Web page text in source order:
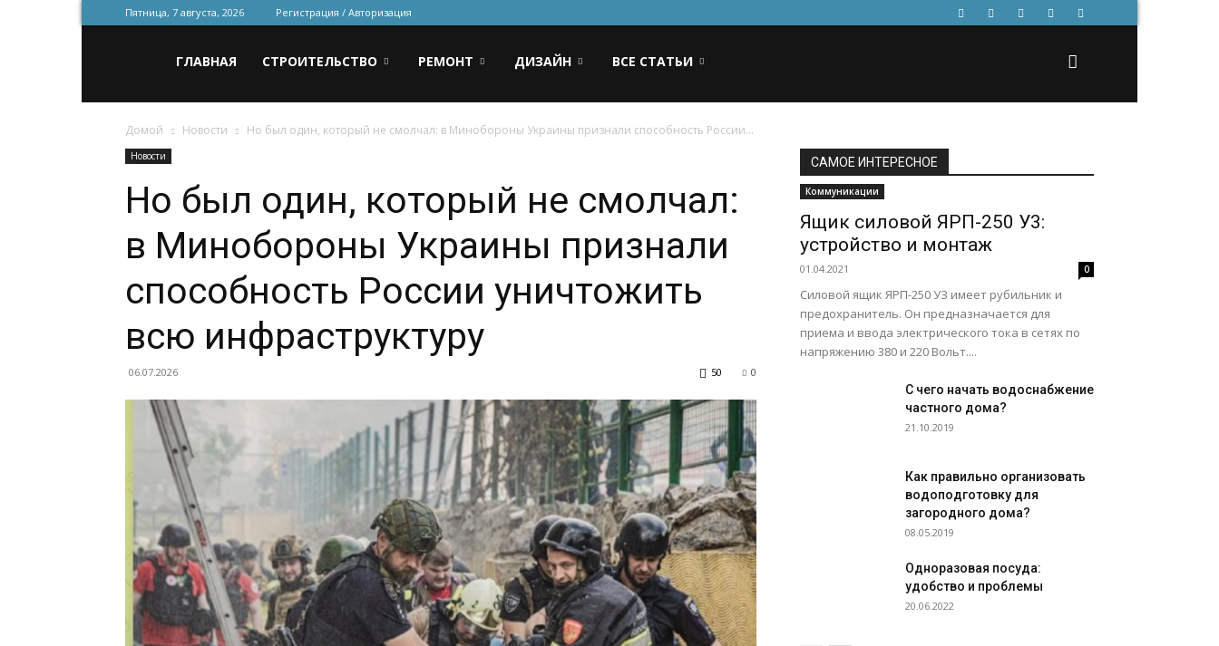
Пятница, 7 августа, 2026 Регистрация / Авторизация
для
строительства
ремонта
ГЛАВНАЯ СТРОИТЕЛЬСТВО РЕМОНТ ДИЗАЙН ВСЕ СТАТЬИ
Домой Новости Но был один, который не смолчал: в Минобороны Украины признали способность России...
Новости
Но был один, который не смолчал:
в Минобороны Украины признали
способность России уничтожить
всю инфраструктуру
06.07.2026 0
50
САМОЕ ИНТЕРЕСНОЕ
Коммуникации
Ящик силовой ЯРП-250 У3:
устройство и монтаж
01.04.2021 0
Силовой ящик ЯРП-250 УЗ имеет рубильник и
предохранитель. Он предназначается для
приема и ввода электрического тока в сетях по
напряжению 380 и 220 Вольт....
С чего начать водоснабжение
частного дома?
21.10.2019
Как правильно организовать
водоподготовку для
загородного дома?
08.05.2019
Одноразовая посуда:
удобство и проблемы
20.06.2022